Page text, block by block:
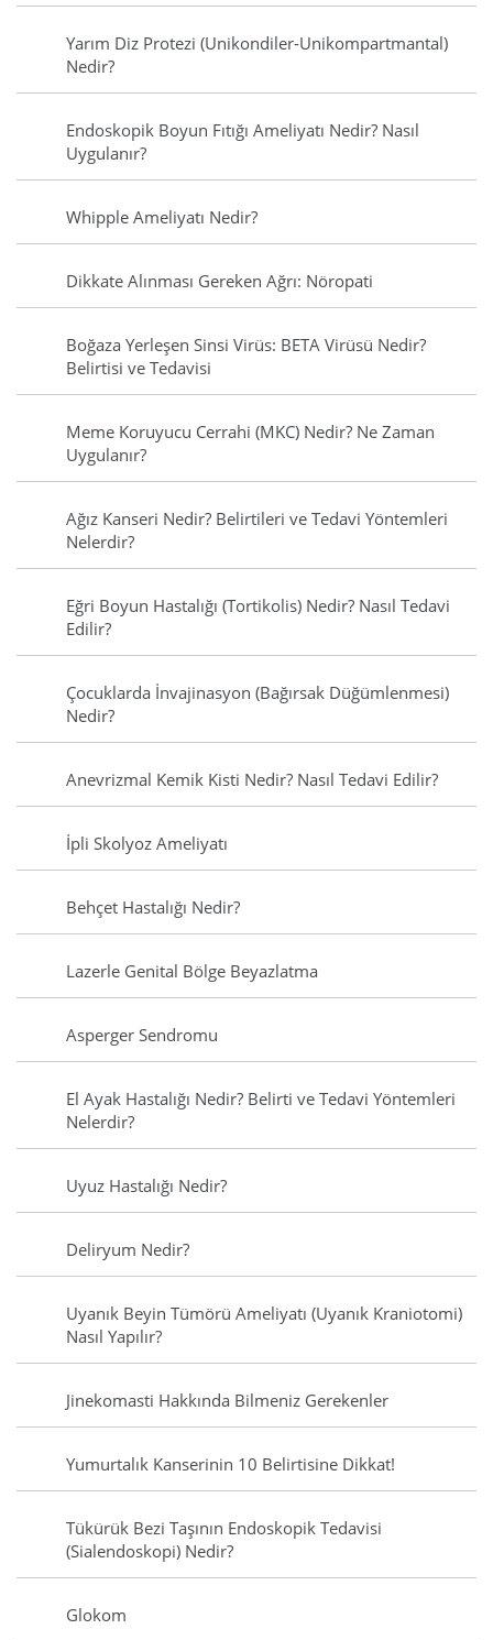
Yarım Diz Protezi (Unikondiler-Unikompartmantal)
Nedir?
Endoskopik Boyun Fıtığı Ameliyatı Nedir? Nasıl
Uygulanır?
Whipple Ameliyatı Nedir?
Dikkate Alınması Gereken Ağrı: Nöropati
Boğaza Yerleşen Sinsi Virüs: BETA Virüsü Nedir?
Belirtisi ve Tedavisi
Meme Koruyucu Cerrahi (MKC) Nedir? Ne Zaman
Uygulanır?
Ağız Kanseri Nedir? Belirtileri ve Tedavi Yöntemleri
Nelerdir?
Eğri Boyun Hastalığı (Tortikolis) Nedir? Nasıl Tedavi
Edilir?
Çocuklarda İnvajinasyon (Bağırsak Düğümlenmesi)
Nedir?
Anevrizmal Kemik Kisti Nedir? Nasıl Tedavi Edilir?
İpli Skolyoz Ameliyatı
Behçet Hastalığı Nedir?
Lazerle Genital Bölge Beyazlatma
Asperger Sendromu
El Ayak Hastalığı Nedir? Belirti ve Tedavi Yöntemleri
Nelerdir?
Uyuz Hastalığı Nedir?
Deliryum Nedir?
Uyanık Beyin Tümörü Ameliyatı (Uyanık Kraniotomi)
Nasıl Yapılır?
Jinekomasti Hakkında Bilmeniz Gerekenler
Yumurtalık Kanserinin 10 Belirtisine Dikkat!
Tükürük Bezi Taşının Endoskopik Tedavisi
(Sialendoskopi) Nedir?
Glokom